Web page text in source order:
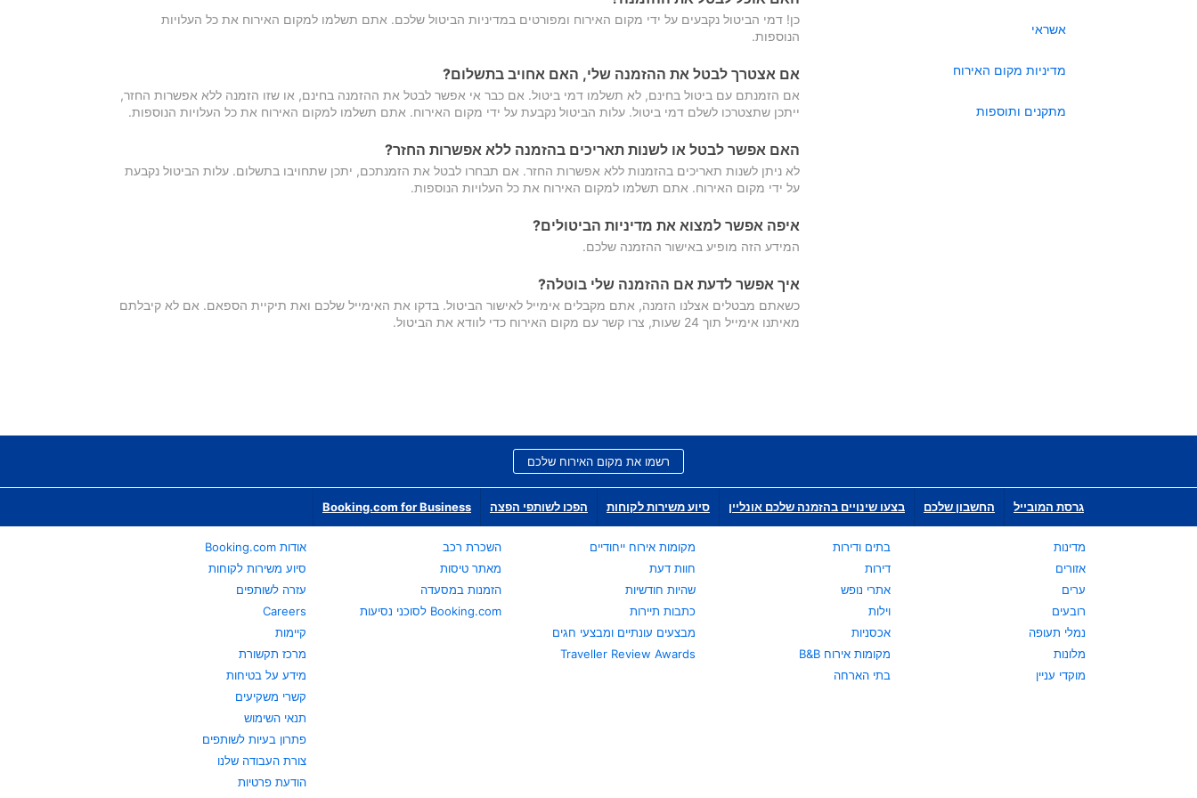
אשראי
מדיניות מקום האירוח
מתקנים ותוספות
כן! דמי הביטול נקבעים על ידי מקום האירוח ומפורטים במדיניות הביטול שלכם. אתם תשלמו למקום האירוח את כל העלויות
הנוספות.
אם אצטרך לבטל את ההזמנה שלי, האם אחויב בתשלום?
אם הזמנתם עם ביטול בחינם, לא תשלמו דמי ביטול. אם כבר אי אפשר לבטל את ההזמנה בחינם, או שזו הזמנה ללא אפשרות החזר,
ייתכן שתצטרכו לשלם דמי ביטול. עלות הביטול נקבעת על ידי מקום האירוח. אתם תשלמו למקום האירוח את כל העלויות הנוספות.
האם אפשר לבטל או לשנות תאריכים בהזמנה ללא אפשרות החזר?
לא ניתן לשנות תאריכים בהזמנות ללא אפשרות החזר. אם תבחרו לבטל את הזמנתכם, יתכן שתחויבו בתשלום. עלות הביטול נקבעת
על ידי מקום האירוח. אתם תשלמו למקום האירוח את כל העלויות הנוספות.
איפה אפשר למצוא את מדיניות הביטולים?
המידע הזה מופיע באישור ההזמנה שלכם.
איך אפשר לדעת אם ההזמנה שלי בוטלה?
כשאתם מבטלים אצלנו הזמנה, אתם מקבלים אימייל לאישור הביטול. בדקו את האימייל שלכם ואת תיקיית הספאם. אם לא קיבלתם
מאיתנו אימייל תוך 24 שעות, צרו קשר עם מקום האירוח כדי לוודא את הביטול.
רשמו את מקום האירוח שלכם
גרסת המובייל החשבון שלכם בצעו שינויים בהזמנה שלכם אונליין סיוע משירות לקוחות הפכו לשותפי הפצה Booking.com for Business
מדינות
אזורים
ערים
רובעים
נמלי תעופה
מלונות
מוקדי עניין
בתים ודירות
דירות
אתרי נופש
וילות
אכסניות
מקומות אירוח B&B
בתי הארחה
מקומות אירוח ייחודיים
חוות דעת
שהיות חודשיות
כתבות תיירות
מבצעים עונתיים ומבצעי חגים
Traveller Review Awards
השכרת רכב
מאתר טיסות
הזמנות במסעדה
Booking.com לסוכני נסיעות
אודות Booking.com
סיוע משירות לקוחות
עזרה לשותפים
Careers
קיימות
מרכז תקשורת
מידע על בטיחות
קשרי משקיעים
תנאי השימוש
פתרון בעיות לשותפים
צורת העבודה שלנו
הודעת פרטיות